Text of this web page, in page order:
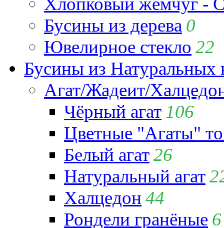
Бусины из дерева 0
Ювелирное стекло 22
Бусины из Натуральных
Агат/Жадеит/
Чёрный агат 106
Цветные "Агаты"
Белый агат26
Натуральный агат
Халцедон 44
Рондели гранёные 6